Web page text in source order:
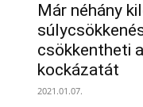
Már néhány
csökkentheti
kockázatát
2021.01.07.